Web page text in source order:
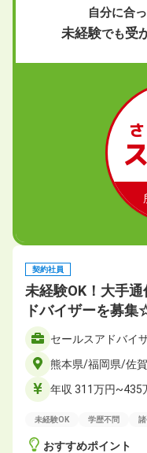
自分に合
未経験でも受
契約社員
未経験OK！大手
ドバイザーを募
セールスアドバイ
熊本県/福岡県/佐
年収 311万円~435
未経験OK 学歴不問
おすすめポイント